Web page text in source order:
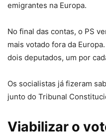
emigrantes na Europa.
No final das contas, o PS
mais votado fora da
dois deputados, um por
Os socialistas já fizeram
junto do Tribunal
Viabilizar o